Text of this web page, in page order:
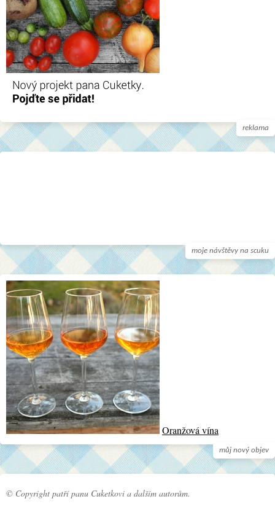
reklama
moje návštěvy na scuku
můj nový objev
Oranžová vína
© Copyright patří panu Cuketkovi a dalším autorům.